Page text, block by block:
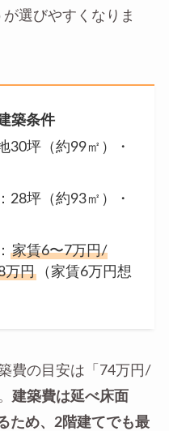
選びやすくなりま
築条件
30坪（約99㎡）・
：28坪（約93㎡）・
： 家賃6〜7万円/
万円（家賃6万円想
費の目安は「74万円/
建築費は延べ床面
ため、2階建てでも最